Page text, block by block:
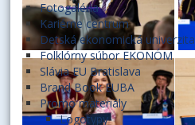
Fotogaléria
Kariérne centrum
Detská ekonomická univerzita
Folklórny súbor EKONÓM
Slávia EU Bratislava
Brand Book EUBA
Promo materiály
Logotypy